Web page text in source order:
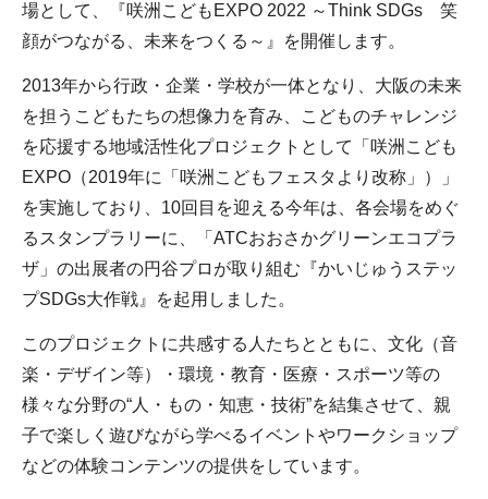
場として、『咲洲こどもEXPO 2022 ～Think SDGs 笑
顔がつながる、未来をつくる～』を開催します。
2013年から行政・企業・学校が一体となり、大阪の未来
を担うこどもたちの想像力を育み、こどものチャレンジ
を応援する地域活性化プロジェクトとして「咲洲こども
EXPO（2019年に「咲洲こどもフェスタより改称」）」
を実施しており、10回目を迎える今年は、各会場をめぐ
るスタンプラリーに、「ATCおおさかグリーンエコプラ
ザ」の出展者の円谷プロが取り組む『かいじゅうステッ
プSDGs大作戦』を起用しました。
このプロジェクトに共感する人たちとともに、文化（音
楽・デザイン等）・環境・教育・医療・スポーツ等の
様々な分野の“人・もの・知恵・技術”を結集させて、親
子で楽しく遊びながら学べるイベントやワークショップ
などの体験コンテンツの提供をしています。